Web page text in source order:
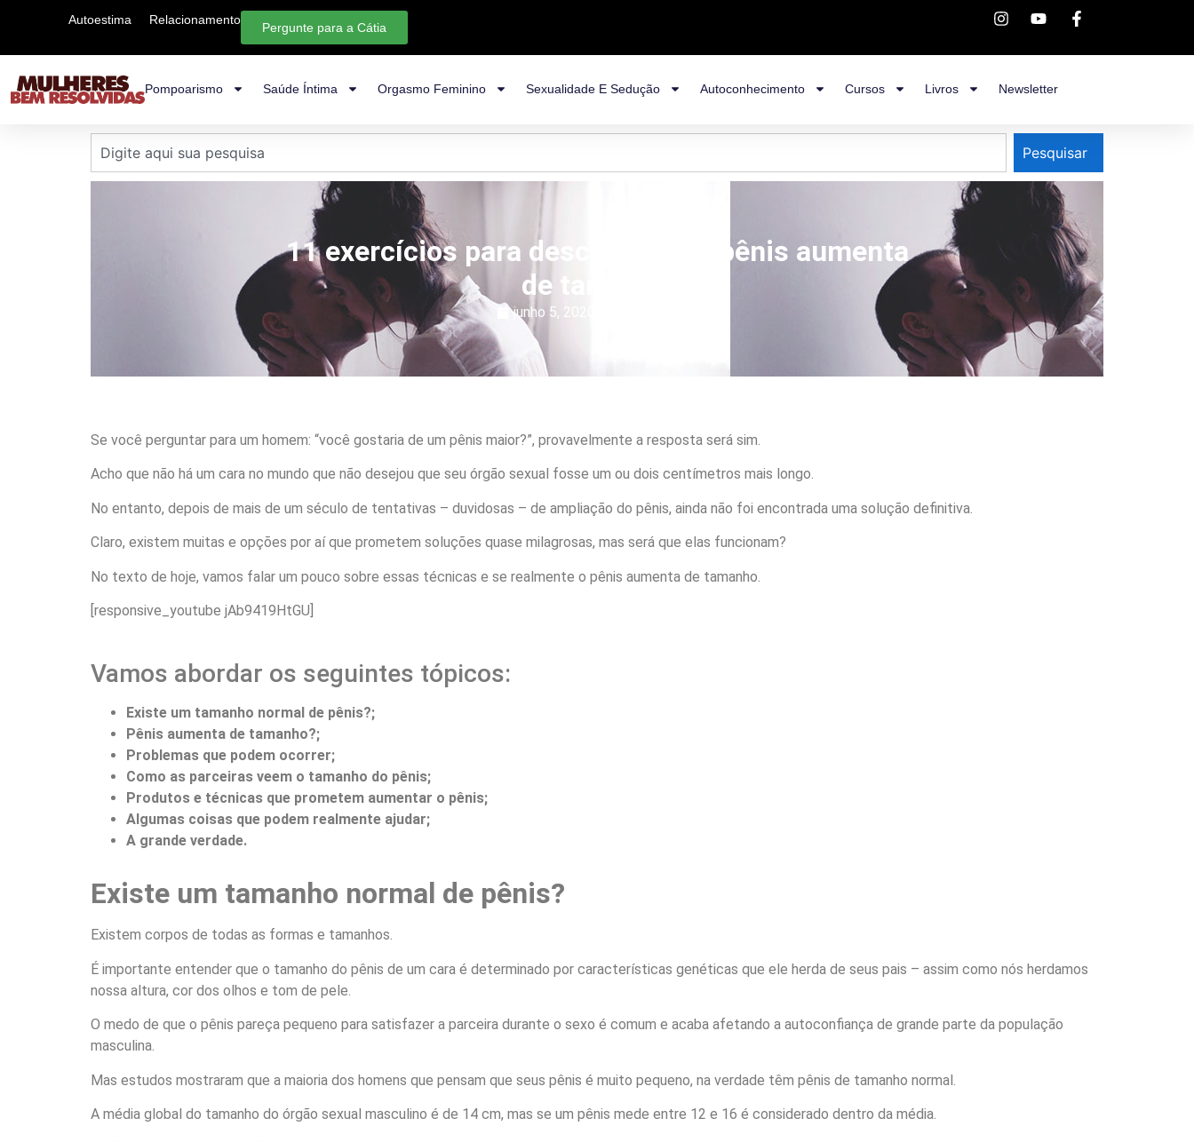
Autoestima Relacionamento
Pergunte para a Cátia
Pompoarismo Saúde Íntima Orgasmo Feminino Sexualidade E Sedução Autoconhecimento Cursos Livros Newsletter
Pesquisar
11 exercícios para descobrir se o pênis aumenta
de tamanho
junho 5, 2020
Se você perguntar para um homem: “você gostaria de um pênis maior?”, provavelmente a resposta será sim.
Acho que não há um cara no mundo que não desejou que seu órgão sexual fosse um ou dois centímetros mais longo.
No entanto, depois de mais de um século de tentativas – duvidosas – de ampliação do pênis, ainda não foi encontrada uma solução definitiva.
Claro, existem muitas e opções por aí que prometem soluções quase milagrosas, mas será que elas funcionam?
No texto de hoje, vamos falar um pouco sobre essas técnicas e se realmente o pênis aumenta de tamanho.
[responsive_youtube jAb9419HtGU]
Vamos abordar os seguintes tópicos:
Existe um tamanho normal de pênis?;
Pênis aumenta de tamanho?;
Problemas que podem ocorrer;
Como as parceiras veem o tamanho do pênis;
Produtos e técnicas que prometem aumentar o pênis;
Algumas coisas que podem realmente ajudar;
A grande verdade.
Existe um tamanho normal de pênis?
Existem corpos de todas as formas e tamanhos.
É importante entender que o tamanho do pênis de um cara é determinado por características genéticas que ele herda de seus pais – assim como nós herdamos
nossa altura, cor dos olhos e tom de pele.
O medo de que o pênis pareça pequeno para satisfazer a parceira durante o sexo é comum e acaba afetando a autoconfiança de grande parte da população
masculina.
Mas estudos mostraram que a maioria dos homens que pensam que seus pênis é muito pequeno, na verdade têm pênis de tamanho normal.
A média global do tamanho do órgão sexual masculino é de 14 cm, mas se um pênis mede entre 12 e 16 é considerado dentro da média.